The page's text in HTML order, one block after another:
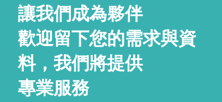
讓我們成為夥伴
歡迎留下您的需求與資
料，我們將提供
專業服務